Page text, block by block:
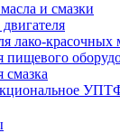
и смазки
лако-красочных
пищевого